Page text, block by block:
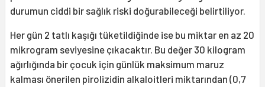
durumun ciddi bir sağlık riski doğurabileceği belirtiliyor.
Her gün 2 tatlı kaşığı tüketildiğinde ise bu miktar en az 20
mikrogram seviyesine çıkacaktır. Bu değer 30 kilogram
ağırlığında bir çocuk için günlük maksimum maruz
kalması önerilen pirolizidin alkaloitleri miktarından (0,7